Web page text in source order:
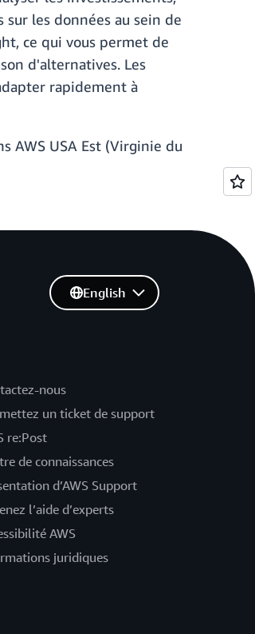
les données au sein de
ce qui vous permet de
d'alternatives. Les
rapidement à
AWS USA Est (Virginie du
nous
un ticket de support
re:Post
de connaissances
d’AWS Support
l’aide d’experts
AWS
juridiques
English